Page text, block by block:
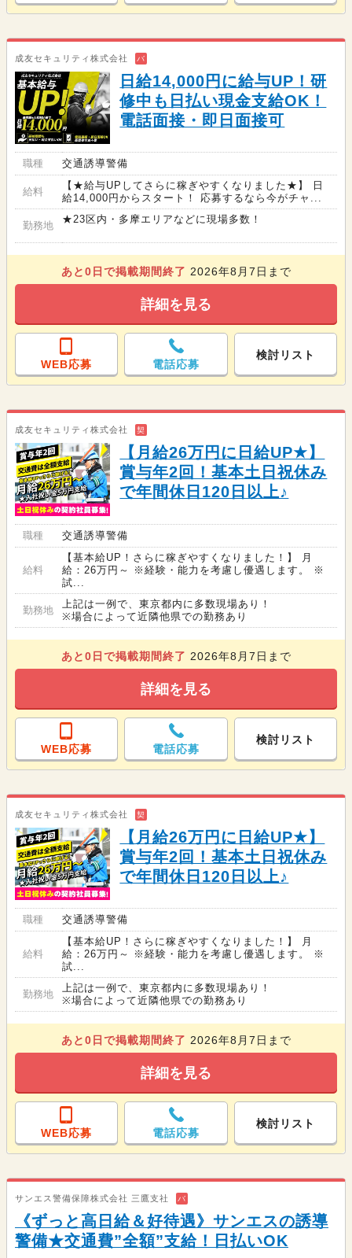
成友セキュリティ株式会社 バ
日給14,000円に給与UP！研
修中も日払い現金支給OK！
電話面接・即日面接可
職種 交通誘導警備
給料
【★給与UPしてさらに稼ぎやすくなりました★】 日
給14,000円からスタート！ 応募するなら今がチャ...
勤務地
★23区内・多摩エリアなどに現場多数！
あと0 日で掲載期間終了 2026年8月7日まで
詳細を見る
WEB応募 電話応募
検討リスト
成友セキュリティ株式会社 契
【月給26万円に日給UP★】
賞与年2回！基本土日祝休み
で年間休日120日以上♪
職種 交通誘導警備
給料
【基本給UP！さらに稼ぎやすくなりました！】 月
給：26万円～ ※経験・能力を考慮し優遇します。 ※
試...
勤務地
上記は一例で、東京都内に多数現場あり！
※場合によって近隣他県での勤務あり
あと0日で掲載期間終了 2026年8月7日まで
詳細を見る
WEB応募 電話応募
検討リスト
成友セキュリティ株式会社 契
【月給26万円に日給UP★】
賞与年2回！基本土日祝休み
で年間休日120日以上♪
職種 交通誘導警備
給料
【基本給UP！さらに稼ぎやすくなりました！】 月
給：26万円～ ※経験・能力を考慮し優遇します。 ※
試...
勤務地
上記は一例で、東京都内に多数現場あり！
※場合によって近隣他県での勤務あり
あと0 日で掲載期間終了 2026年8月7日まで
詳細を見る
WEB応募 電話応募
検討リスト
サンエス警備保障株式会社 三鷹支社 バ
《ずっと高日給＆好待遇》サンエスの誘導
警備★交通費”全額”支給！日払いOK